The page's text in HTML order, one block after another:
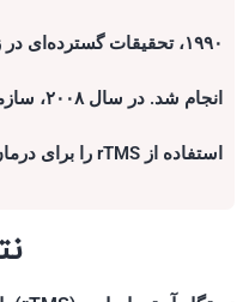
۱۹۹۰، تحقیقات گسترده‌ای
استفاده از rTMS را برای درمان افسردگی تأیید کرد.